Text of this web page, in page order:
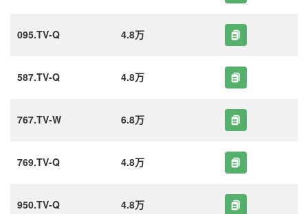
095.TV-Q 4.8万
587.TV-Q 4.8万
767.TV-W 6.8万
769.TV-Q 4.8万
950.TV-Q 4.8万